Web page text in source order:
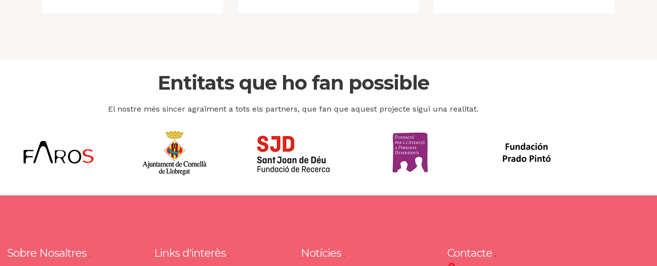
Entitats que ho fan possible
El nostre més sincer agraïment a tots els partners, que fan que aquest projecte sigui una realitat.
Sobre Nosaltres Links d'interès Notícies Contacte